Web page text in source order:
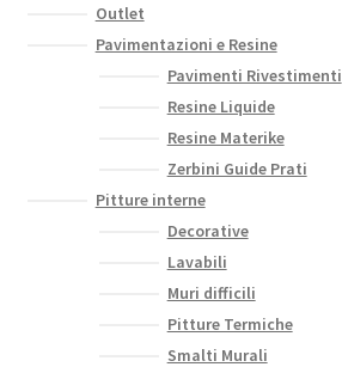
Outlet
Pavimentazioni e Resine
Pavimenti Rivestimenti
Resine Liquide
Resine Materike
Zerbini Guide Prati
Pitture interne
Decorative
Lavabili
Muri difficili
Pitture Termiche
Smalti Murali